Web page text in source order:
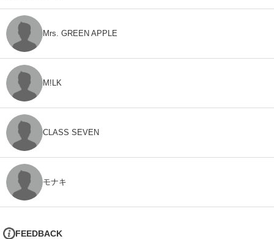
Mrs. GREEN APPLE
M!LK
CLASS SEVEN
モナキ
FEEDBACK